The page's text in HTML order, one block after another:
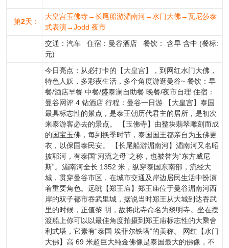
第2天：
大皇宫玉佛寺→长尾船游湄南河→水门大佛→瓦尼莎泰
式表演→Jodd 夜市
交通：汽车 住宿：曼谷酒店 餐饮： 含早 含中 (餐标:
元)
今日亮点：从必打卡的【大皇宫】，到网红水门大佛，
特色人妖，多彩夜生活，多个角度游逛曼谷~ 餐饮：早
餐/酒店早餐 中餐/盛泰澜自助餐 晚餐/夜市自理 住宿：
曼谷网评 4 钻酒店 行程：曼谷一日游 【大皇宫】泰国
最具标志性的景点，是泰王朝历代君主的居所，是初次
来泰游客必去的景点。 【玉佛寺】由整块翡翠雕刻而成
的国宝玉佛，每到换季时节，泰国国王都亲自为玉佛更
衣，以保国泰民安。 【长尾船游湄南河】湄南河又名昭
披耶河，有泰国“河流之母”之称，也被誉为“东方威尼
斯”。湄南河全长 1352 米，纵穿泰国东南部，流经大
城，贯穿曼谷市区，在城市交通及岸边居民生活中扮演
着重要角色。远眺【郑王庙】郑王庙位于曼谷湄南河西
岸的双子都市吞武里城，据说当时郑王从大城到达吞武
里的时候，正值黎 明，故将此寺命名为黎明寺。坐在摆
渡船上你可以以最佳角度拍摄到郑王庙标志性的大乘舍
利式塔，它素有“泰国 埃菲尔铁塔”的美称。 网红【水门
大佛】高 69 米超巨大纯金佛像是泰国最大的佛像，不